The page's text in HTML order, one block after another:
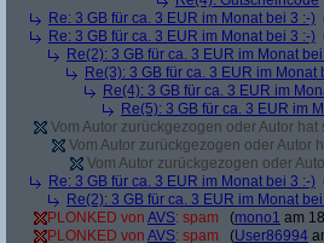
Re: 3 GB für ca. 3 EUR im Monat bei 3 :-)
Re: 3 GB für ca. 3 EUR im Monat bei 3 :-)
Re(2): 3 GB für ca. 3 EUR im Monat
Re(3): 3 GB für ca. 3 EUR im Monat
Re(4): 3 GB für ca. 3 EUR im
Re(5): 3 GB für ca. 3 EUR im
Vom Autor zurückgezogen oder Autor
Vom Autor zurückgezogen oder Autor
Vom Autor zurückgezogen oder
Re: 3 GB für ca. 3 EUR im Monat bei 3 :-)
Re(2): 3 GB für ca. 3 EUR im Monat
PLONKED von AVS: spam (mono1 am
PLONKED von AVS: spam (User86994